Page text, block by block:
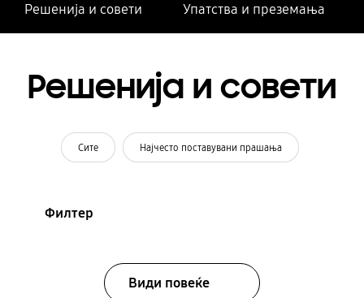
Решенија и совети Упатства и преземања
Решенија и совети
Сите Најчесто поставувани прашања
Филтер
Види повеќе